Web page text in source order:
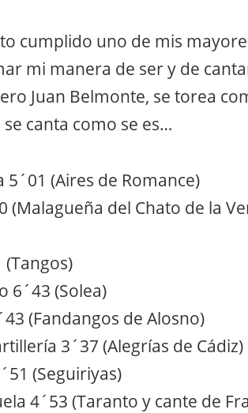
cumplido uno de mis
mi manera de ser y de
Juan Belmonte, se torea
canta como se es…
5´01 (Aires de Romance)
(Malagueña del Chato de la
6´43 (Solea)
(Fandangos de Alosno)
3´37 (Alegrías de Cádiz)
(Seguiriyas)
4´53 (Taranto y cante de